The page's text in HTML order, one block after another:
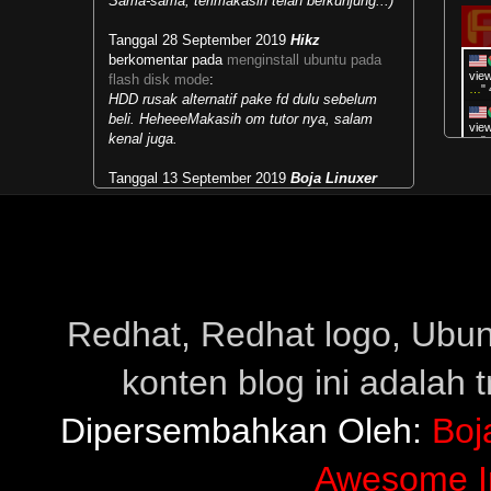
Reply
obat herbal insomnia
25 May,
terima kasih untuk
bermanfaat...!
Reply
Reply
Tanggal 28 September 2019Hikz
berkomentar pada menginstall ubuntu pada
flash disk mode:
HDD rusak alternatif pake fd dulu sebelum
beli. HeheeeMakasih om tutor nya, salam
kenal juga.
Tanggal 13 September 2019Boja Linuxer
berkomentar padamasalah runlevel dan multi
makasih sudah share infonyapower supply hp
Tanggal 23 Februari 2019Rahmat
berkomentar pada download ultimate edition
Raja Gaming
Dhidhit
"
…"
Redhat, Redhat logo,
konten blog ini adalah
Dipersembahkan Oleh:
Awesome